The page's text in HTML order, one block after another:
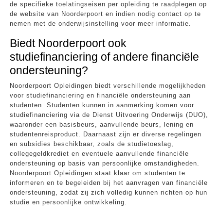
de specifieke toelatingseisen per opleiding te raadplegen op
de website van Noorderpoort en indien nodig contact op te
nemen met de onderwijsinstelling voor meer informatie.
Biedt Noorderpoort ook
studiefinanciering of andere financiële
ondersteuning?
Noorderpoort Opleidingen biedt verschillende mogelijkheden
voor studiefinanciering en financiële ondersteuning aan
studenten. Studenten kunnen in aanmerking komen voor
studiefinanciering via de Dienst Uitvoering Onderwijs (DUO),
waaronder een basisbeurs, aanvullende beurs, lening en
studentenreisproduct. Daarnaast zijn er diverse regelingen
en subsidies beschikbaar, zoals de studietoeslag,
collegegeldkrediet en eventuele aanvullende financiële
ondersteuning op basis van persoonlijke omstandigheden.
Noorderpoort Opleidingen staat klaar om studenten te
informeren en te begeleiden bij het aanvragen van financiële
ondersteuning, zodat zij zich volledig kunnen richten op hun
studie en persoonlijke ontwikkeling.